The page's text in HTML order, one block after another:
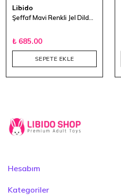
Libido
₺ 685.00
SEPETE EKLE
Hesabım
Kategoriler